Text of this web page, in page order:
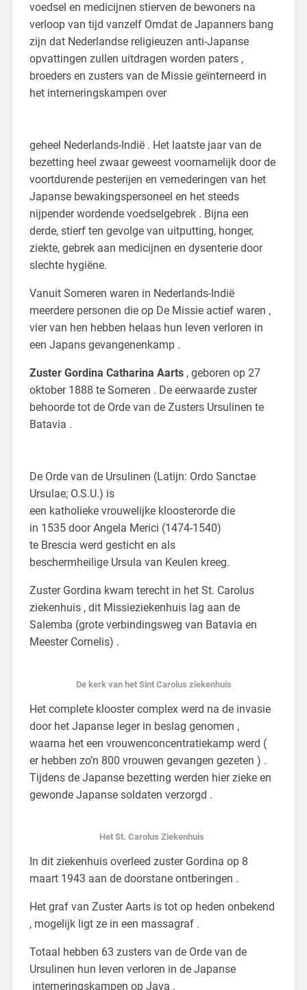
voedsel en medicijnen stierven de bewoners na
verloop van tijd vanzelf Omdat de Japanners bang
zijn dat Nederlandse religieuzen anti-Japanse
opvattingen zullen uitdragen worden paters ,
broeders en zusters van de Missie geïnterneerd in
het interneringskampen over
geheel Nederlands-Indië . Het laatste jaar van de
bezetting heel zwaar geweest voornamelijk door de
voortdurende pesterijen en vernederingen van het
Japanse bewakingspersoneel en het steeds
nijpender wordende voedselgebrek . Bijna een
derde, stierf ten gevolge van uitputting, honger,
ziekte, gebrek aan medicijnen en dysenterie door
slechte hygiëne.
Vanuit Someren waren in Nederlands-Indië
meerdere personen die op De Missie actief waren ,
vier van hen hebben helaas hun leven verloren in
een Japans gevangenenkamp .
Zuster Gordina Catharina Aarts, geboren op 27
oktober 1888 te Someren . De eerwaarde zuster
behoorde tot de Orde van de Zusters Ursulinen te
Batavia .
De Orde van de Ursulinen (Latijn: Ordo Sanctae
Ursulae; O.S.U.) is
een katholieke vrouwelijke kloosterorde die
in 1535 door Angela Merici (1474-1540)
te Brescia werd gesticht en als
beschermheilige Ursula van Keulen kreeg.
Zuster Gordina kwam terecht in het St. Carolus
ziekenhuis , dit Missieziekenhuis lag aan de
Salemba (grote verbindingsweg van Batavia en
Meester Cornelis) .
De kerk van het Sint Carolus ziekenhuis
Het complete klooster complex werd na de invasie
door het Japanse leger in beslag genomen ,
waarna het een vrouwenconcentratiekamp werd (
er hebben zo’n 800 vrouwen gevangen gezeten ) .
Tijdens de Japanse bezetting werden hier zieke en
gewonde Japanse soldaten verzorgd .
Het St. Carolus Ziekenhuis
In dit ziekenhuis overleed zuster Gordina op 8
maart 1943 aan de doorstane ontberingen .
Het graf van Zuster Aarts is tot op heden onbekend
, mogelijk ligt ze in een massagraf .
Totaal hebben 63 zusters van de Orde van de
Ursulinen hun leven verloren in de Japanse
interneringskampen op Java .